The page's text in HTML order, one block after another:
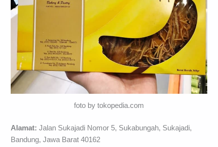
foto by tokopedia.com
Alamat: Jalan Sukajadi Nomor 5, Sukabungah, Sukajadi,
Bandung, Jawa Barat 40162